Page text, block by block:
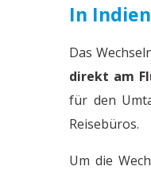
In
Das
direkt am
für den
Reisebüros.
Um die